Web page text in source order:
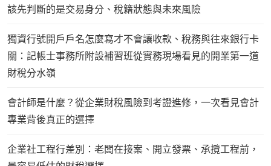
該先判斷的是交易身分、稅籍狀態與未來風險
獨資行號開戶戶名怎麼寫才不會讓收款、稅務與往來銀行卡
關：記帳士事務所附設補習班從實務現場看見的開業第一道
財稅分水嶺
會計師是什麼？從企業財稅風險到考證進修，一次看見會計
專業背後真正的選擇
企業社工程行差別：老闆在接案、開立發票、承攬工程前，